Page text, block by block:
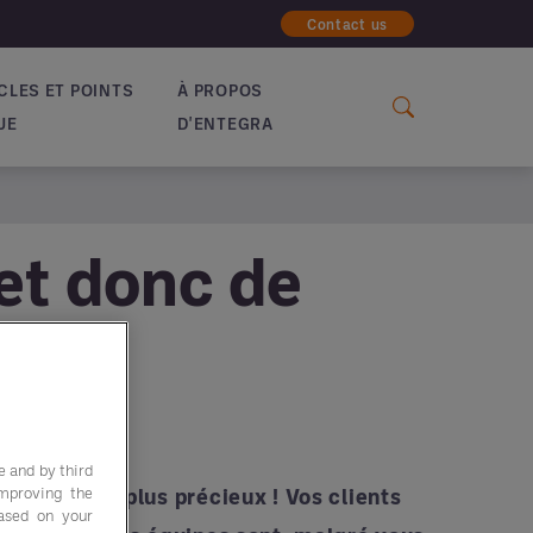
Contact us
ET POINTS
À PROPOS
D'ENTEGRA
donc de
de plus en plus précieux ! Vos clients
and by third
the
on your